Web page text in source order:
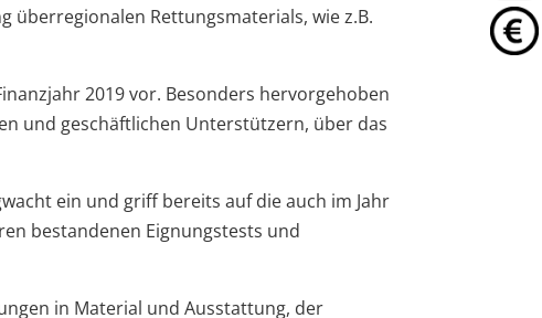
überregionalen Rettungsmaterials, wie z.B.
2019 vor. Besonders hervorgehoben
und geschäftlichen Unterstützern, über das
ein und griff bereits auf die auch im Jahr
bestandenen Eignungstests und
in Material und Ausstattung, der